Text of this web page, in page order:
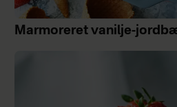
Marmoreret vanilje-